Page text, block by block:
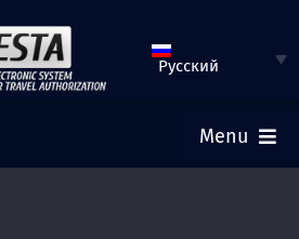
Русский
Menu